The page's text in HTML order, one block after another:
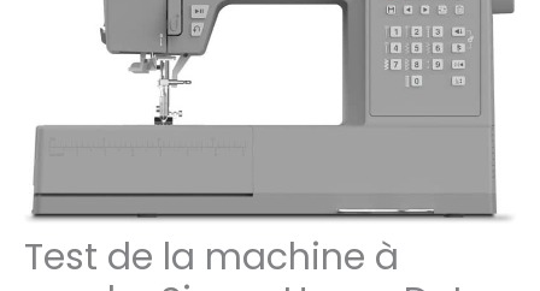
Test de la machine à